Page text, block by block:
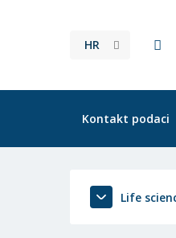
HR
Kontakt podaci
Life